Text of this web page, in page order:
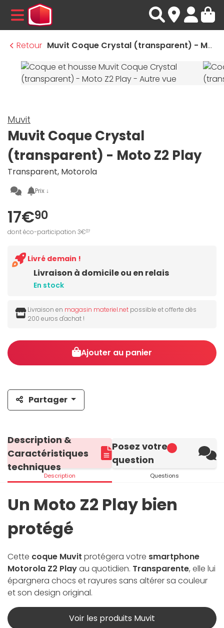
MENU
Retour
Muvit Coque Crystal (transparent) - Moto Z2 Play
Muvit
Muvit Coque Crystal
(transparent) - Moto Z2 Play
Transparent, Motorola
Prix ↓
17€90
dont éco-participation 3€07
Livraison à domicile ou en relais
En stock
Livré demain !
Livraison en magasin materiel.net possible et offerte dès
200 euros d'achat !
Ajouter au panier
Partager
Description &
Caractéristiques
techniques
Description
Posez votre
question
Questions
Un Moto Z2 Play bien
protégé
Cette coque Muvit protégera votre smartphone
Motorola Z2 Playau quotidien. Transparente, elle lui
épargnera chocs et rayures sans altérer sa couleur
et son design original.
Voir les produits Muvit